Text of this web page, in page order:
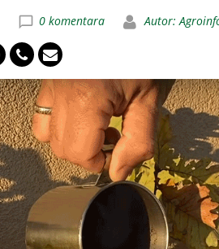
0 komentara Autor: